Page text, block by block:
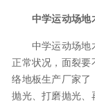
中学运动场地
中学运动场地木
正常状况，面裂
络地板生产厂家了
抛光、打磨抛光、